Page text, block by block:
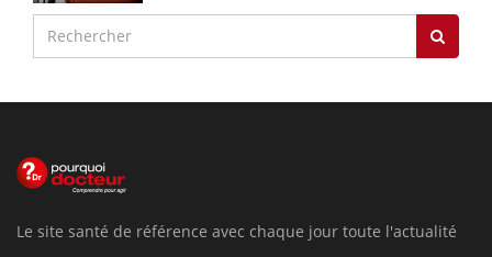
Le site santé de référence avec chaque jour toute l'actualité